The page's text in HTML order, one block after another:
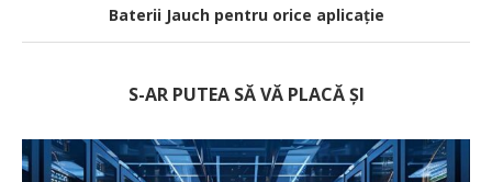
Baterii Jauch pentru orice aplicație
S-AR PUTEA SĂ VĂ PLACĂ ȘI